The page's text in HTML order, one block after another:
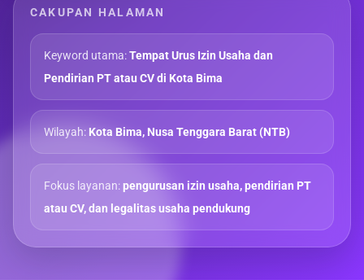
CAKUPAN HALAMAN
Keyword utama:Tempat Urus Izin Usaha dan
Pendirian PT atau CV di Kota Bima
Wilayah:Kota Bima, Nusa Tenggara Barat (NTB)
Fokus layanan:pengurusan izin usaha, pendirian PT
atau CV, dan legalitas usaha pendukung